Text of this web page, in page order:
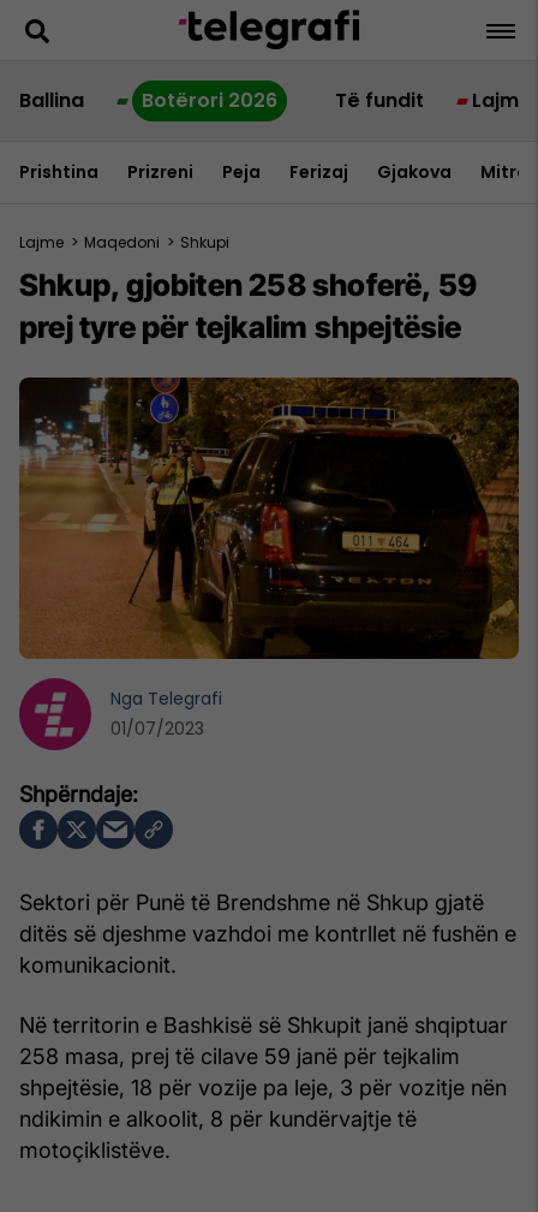
Ballina Botërori 2026 Të fundit Lajme
Prishtina Prizreni Peja Ferizaj Gjakova
Lajme > Maqedoni > Shkupi
Shkup, gjobiten 258 shoferë, 59
prej tyre për tejkalim shpejtësie
Sektori për Punë të Brendshme në Shkup gjatë
ditës së djeshme vazhdoi me kontrllet në fushën e
komunikacionit.
Në territorin e Bashkisë së Shkupit janë shqiptuar
258 masa, prej të cilave 59 janë për tejkalim
shpejtësie, 18 për vozije pa leje, 3 për vozitje nën
ndikimin e alkoolit, 8 për kundërvajtje të
motoçiklistëve.
Nga Telegrafi
01/07/2023